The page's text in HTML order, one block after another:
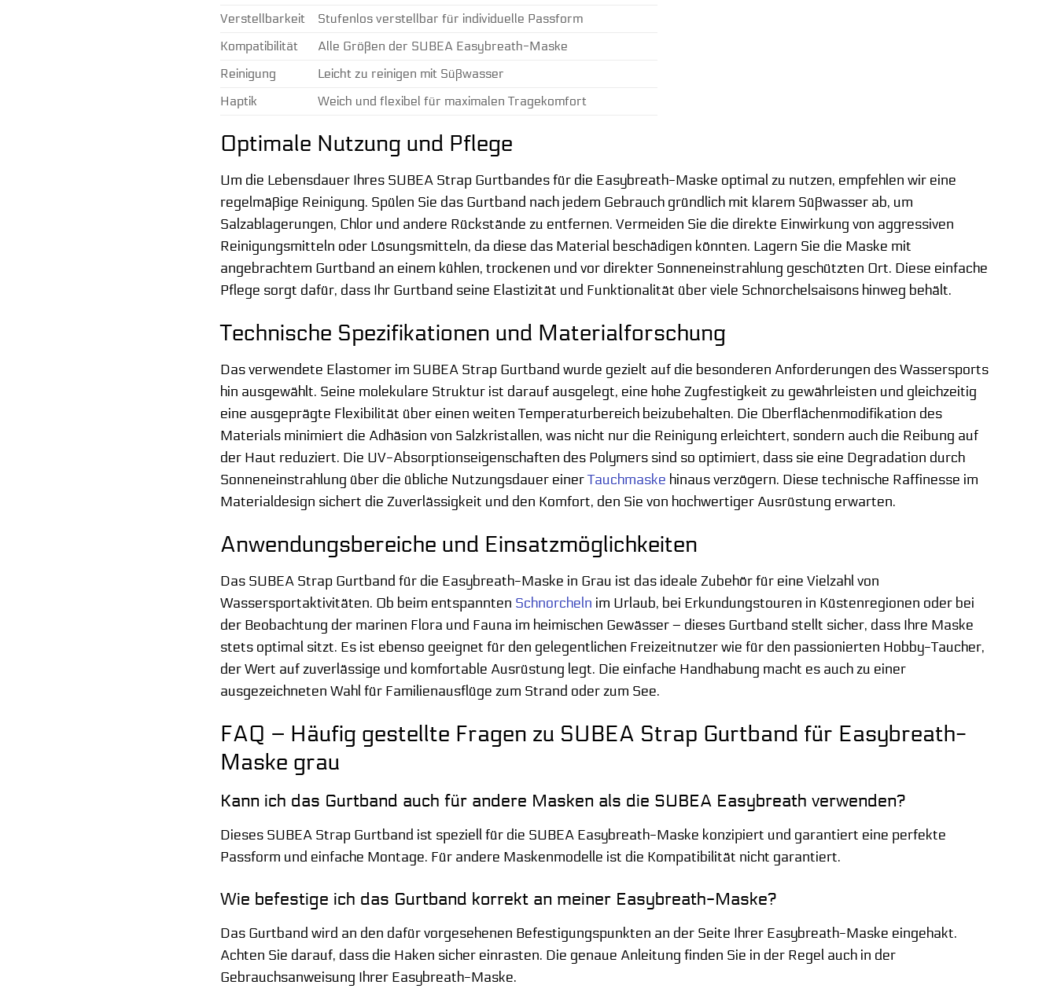
Verstellbarkeit
Stufenlos verstellbar für individuelle Passform
Kompatibilität
Alle Größen der SUBEA Easybreath-Maske
Reinigung
Leicht zu reinigen mit Süßwasser
Haptik
Weich und flexibel für maximalen Tragekomfort
Optimale Nutzung und Pflege
Um die Lebensdauer Ihres SUBEA Strap Gurtbandes für die Easybreath-Maske optimal zu nutzen, empfehlen wir eine
regelmäßige Reinigung. Spülen Sie das Gurtband nach jedem Gebrauch gründlich mit klarem Süßwasser ab, um
Salzablagerungen, Chlor und andere Rückstände zu entfernen. Vermeiden Sie die direkte Einwirkung von aggressiven
Reinigungsmitteln oder Lösungsmitteln, da diese das Material beschädigen könnten. Lagern Sie die Maske mit
angebrachtem Gurtband an einem kühlen, trockenen und vor direkter Sonneneinstrahlung geschützten Ort. Diese einfache
Pflege sorgt dafür, dass Ihr Gurtband seine Elastizität und Funktionalität über viele Schnorchelsaisons hinweg behält.
Technische Spezifikationen und Materialforschung
Das verwendete Elastomer im SUBEA Strap Gurtband wurde gezielt auf die besonderen Anforderungen des Wassersports
hin ausgewählt. Seine molekulare Struktur ist darauf ausgelegt, eine hohe Zugfestigkeit zu gewährleisten und gleichzeitig
eine ausgeprägte Flexibilität über einen weiten Temperaturbereich beizubehalten. Die Oberflächenmodifikation des
Materials minimiert die Adhäsion von Salzkristallen, was nicht nur die Reinigung erleichtert, sondern auch die Reibung auf
der Haut reduziert. Die UV-Absorptionseigenschaften des Polymers sind so optimiert, dass sie eine Degradation durch
Sonneneinstrahlung über die übliche Nutzungsdauer einerTauchmaske hinaus verzögern. Diese technische Raffinesse im
Materialdesign sichert die Zuverlässigkeit und den Komfort, den Sie von hochwertiger Ausrüstung erwarten.
Anwendungsbereiche und Einsatzmöglichkeiten
Das SUBEA Strap Gurtband für die Easybreath-Maske in Grau ist das ideale Zubehör für eine Vielzahl von
Wassersportaktivitäten. Ob beim entspannten Schnorcheln im Urlaub, bei Erkundungstouren in Küstenregionen oder bei
der Beobachtung der marinen Flora und Fauna im heimischen Gewässer – dieses Gurtband stellt sicher, dass Ihre Maske
stets optimal sitzt. Es ist ebenso geeignet für den gelegentlichen Freizeitnutzer wie für den passionierten Hobby-Taucher,
der Wert auf zuverlässige und komfortable Ausrüstung legt. Die einfache Handhabung macht es auch zu einer
ausgezeichneten Wahl für Familienausflüge zum Strand oder zum See.
FAQ – Häufig gestellte Fragen zu SUBEA Strap Gurtband für Easybreath-
Maske grau
Kann ich das Gurtband auch für andere Masken als die SUBEA Easybreath verwenden?
Dieses SUBEA Strap Gurtband ist speziell für die SUBEA Easybreath-Maske konzipiert und garantiert eine perfekte
Passform und einfache Montage. Für andere Maskenmodelle ist die Kompatibilität nicht garantiert.
Wie befestige ich das Gurtband korrekt an meiner Easybreath-Maske?
Das Gurtband wird an den dafür vorgesehenen Befestigungspunkten an der Seite Ihrer Easybreath-Maske eingehakt.
Achten Sie darauf, dass die Haken sicher einrasten. Die genaue Anleitung finden Sie in der Regel auch in der
Gebrauchsanweisung Ihrer Easybreath-Maske.